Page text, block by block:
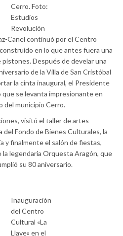
Cerro. Foto:
Estudios
Revolución
Canel continuó por el Centro
en lo que antes fuera una
Después de develar una
de la Villa de San Cristóbal
la cinta inaugural, el Presidente
se levanta impresionante en
del municipio Cerro.
visitó el taller de artes
del Fondo de Bienes Culturales, la
y finalmente el salón de fiestas,
legendaria Orquesta Aragón, que
su 80 aniversario.
Inauguración
del Centro
Cultural «La
Llave» en el